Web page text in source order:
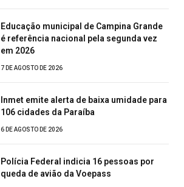
Educação municipal de Campina Grande
é referência nacional pela segunda vez
em 2026
7 DE AGOSTO DE 2026
Inmet emite alerta de baixa umidade para
106 cidades da Paraíba
6 DE AGOSTO DE 2026
Polícia Federal indicia 16 pessoas por
queda de avião da Voepass